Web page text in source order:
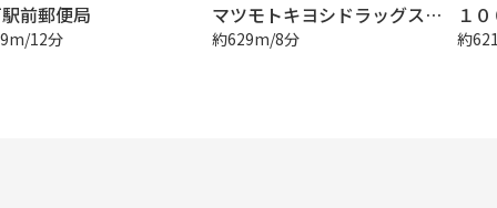
前郵便局
12分
マツモトキヨシドラッグストア八街榎戸店
約629m/8分 約